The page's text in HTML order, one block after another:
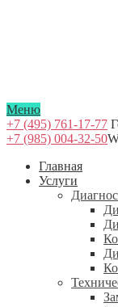
Меню
+7 (495) 761-17-77
+7 (985) 004-32-50
Главная
Услуги